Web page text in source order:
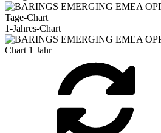
1-Jahres-Chart